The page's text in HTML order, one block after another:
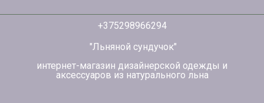
+375298966294
"Льняной сундучок"
интернет-магазин дизайнерской одежды и
аксессуаров из натурального льна